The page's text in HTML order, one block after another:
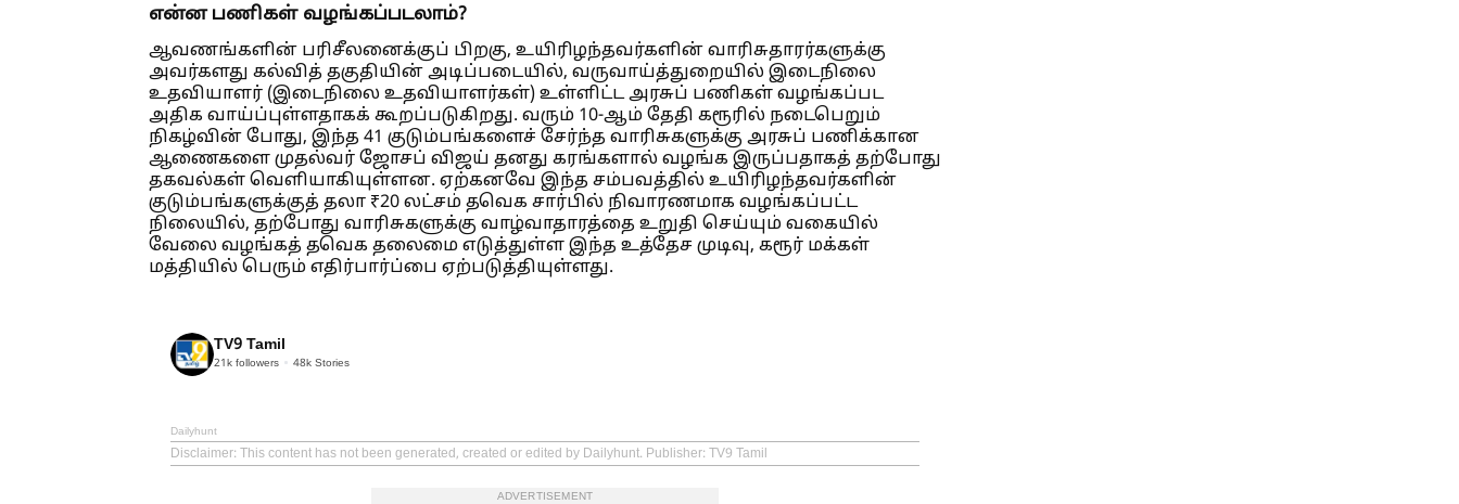
என்ன பணிகள் வழங்கப்படலாம்?
ஆவணங்களின் பரிசீலனைக்குப் பிறகு, உயிரிழந்தவர்களின் வாரிசுதாரர்களுக்கு
அவர்களது கல்வித் தகுதியின் அடிப்படையில், வருவாய்த்துறையில் இடைநிலை
உதவியாளர் (இடைநிலை உதவியாளர்கள்) உள்ளிட்ட அரசுப் பணிகள் வழங்கப்பட
அதிக வாய்ப்புள்ளதாகக் கூறப்படுகிறது. வரும் 10-ஆம் தேதி கரூரில் நடைபெறும்
நிகழ்வின் போது, இந்த 41 குடும்பங்களைச் சேர்ந்த வாரிசுகளுக்கு அரசுப் பணிக்கான
ஆணைகளை முதல்வர் ஜோசப் விஜய் தனது கரங்களால் வழங்க இருப்பதாகத் தற்போது
தகவல்கள் வெளியாகியுள்ளன. ஏற்கனவே இந்த சம்பவத்தில் உயிரிழந்தவர்களின்
குடும்பங்களுக்குத் தலா ₹20 லட்சம் தவெக சார்பில் நிவாரணமாக வழங்கப்பட்ட
நிலையில், தற்போது வாரிசுகளுக்கு வாழ்வாதாரத்தை உறுதி செய்யும் வகையில்
வேலை வழங்கத் தவெக தலைமை எடுத்துள்ள இந்த உத்தேச முடிவு, கரூர் மக்கள்
மத்தியில் பெரும் எதிர்பார்ப்பை ஏற்படுத்தியுள்ளது.
TV9 Tamil
21k followers 48k Stories
Dailyhunt
Disclaimer: This content has not been generated, created or edited by Dailyhunt. Publisher: TV9 Tamil
ADVERTISEMENT